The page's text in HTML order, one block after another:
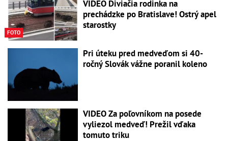
FOTO
VIDEO Diviačia rodinka na
prechádzke po Bratislave! Ostrý apel
starostky
Pri úteku pred medveďom si 40-
ročný Slovák vážne poranil koleno
VIDEO Za poľovníkom na posede
vyliezol medveď! Prežil vďaka
tomuto triku